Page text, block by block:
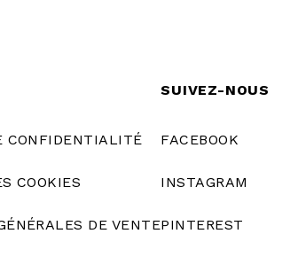
CONFIDENTIALITÉ
COOKIES
DE VENTE
SUIVEZ-NOUS
FACEBOOK
INSTAGRAM
PINTEREST